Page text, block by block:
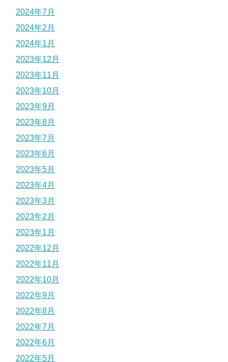
2024年7月
2024年2月
2024年1月
2023年12月
2023年11月
2023年10月
2023年9月
2023年8月
2023年7月
2023年6月
2023年5月
2023年4月
2023年3月
2023年2月
2023年1月
2022年12月
2022年11月
2022年10月
2022年9月
2022年8月
2022年7月
2022年6月
2022年5月